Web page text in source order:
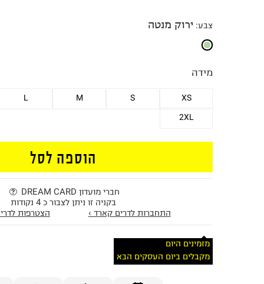
צבע: ירוק מנטה
מידה
XS
S
M
L
2XL
הוספה לסל
חברי מועדון DREAM CARD
בקניה זו ניתן לצבור כ 4 נקודות
התחברות לדרים קארד ›
הצטרפות
מזמינים היום
מקבלים ביום העסקים הבא